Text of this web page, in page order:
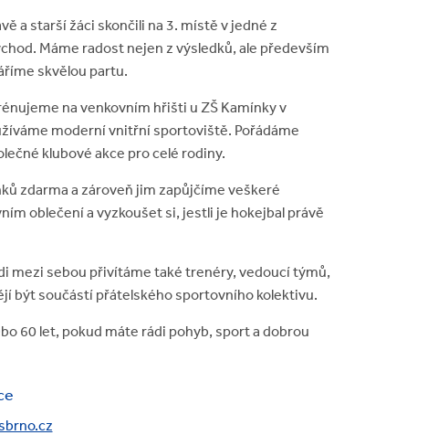
a starší žáci skončili na 3. místě v jedné z
Máme radost nejen z výsledků, ale především
skvělou partu.
na venkovním hřišti u ZŠ Kamínky v
moderní vnitřní sportoviště. Pořádáme
klubové akce pro celé rodiny.
zdarma a zároveň jim zapůjčíme veškeré
oblečení a vyzkoušet si, jestli je hokejbal právě
mezi sebou přivítáme také trenéry, vedoucí týmů,
být součástí přátelského sportovního kolektivu.
60 let, pokud máte rádi pohyb, sport a dobrou